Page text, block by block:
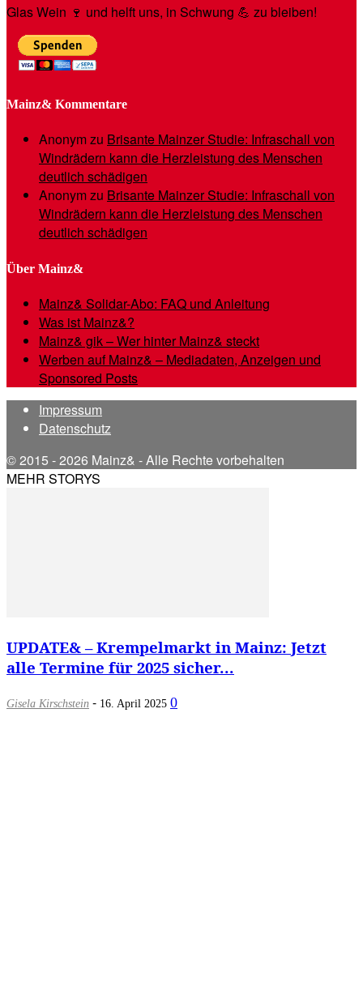
Glas Wein 🍷 und helft uns, in Schwung 💪 zu bleiben!
Mainz& Kommentare
Anonymzu Brisante Mainzer Studie: Infraschall von
Windrädern kann die Herzleistung des Menschen
deutlich schädigen
Anonymzu Brisante Mainzer Studie: Infraschall von
Windrädern kann die Herzleistung des Menschen
deutlich schädigen
Über Mainz&
Mainz& Solidar-Abo: FAQ und Anleitung
Was ist Mainz&?
Mainz& gik – Wer hinter Mainz& steckt
Werben auf Mainz& – Mediadaten, Anzeigen und
Sponsored Posts
Impressum
Datenschutz
© 2015 - 2026 Mainz& - Alle Rechte vorbehalten
MEHR STORYS
UPDATE& – Krempelmarkt in Mainz: Jetzt
alle Termine für 2025 sicher...
Gisela Kirschstein - 16. April 2025 0